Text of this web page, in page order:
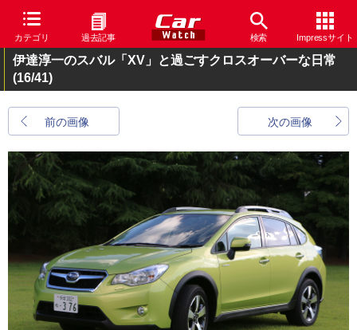
カテゴリ 過去記事 検索 Impressサイト
伊達淳一のスバル「XV」と過ごすクロスオーバーな日常
(16/41)
前の画像 次の画像